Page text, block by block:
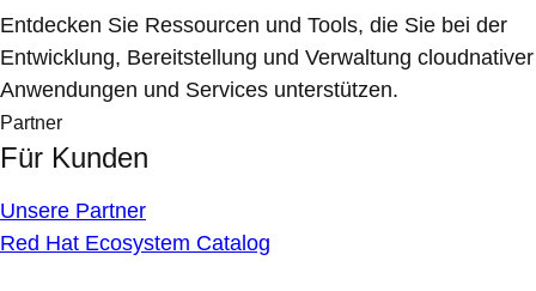
Entdecken Sie Ressourcen und Tools, die Sie bei der
Entwicklung, Bereitstellung und Verwaltung cloudnativer
Anwendungen und Services unterstützen.
Partner
Für Kunden
Unsere Partner
Red Hat Ecosystem Catalog